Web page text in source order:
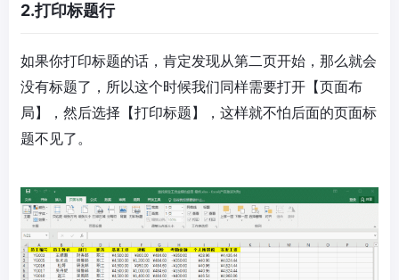
2.打印标题行
如果你打印标题的话，肯定发现从第二页开始，那么就会
没有标题了，所以这个时候我们同样需要打开【页面布
局】，然后选择【打印标题】，这样就不怕后面的页面标
题不见了。